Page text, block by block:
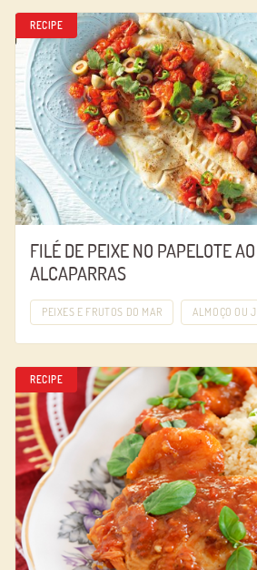
RECIPE
FILÉ DE PEIXE NO PAPELOTE
ALCAPARRAS
PEIXES E FRUTOS DO MAR ALMOÇO OU
RECIPE